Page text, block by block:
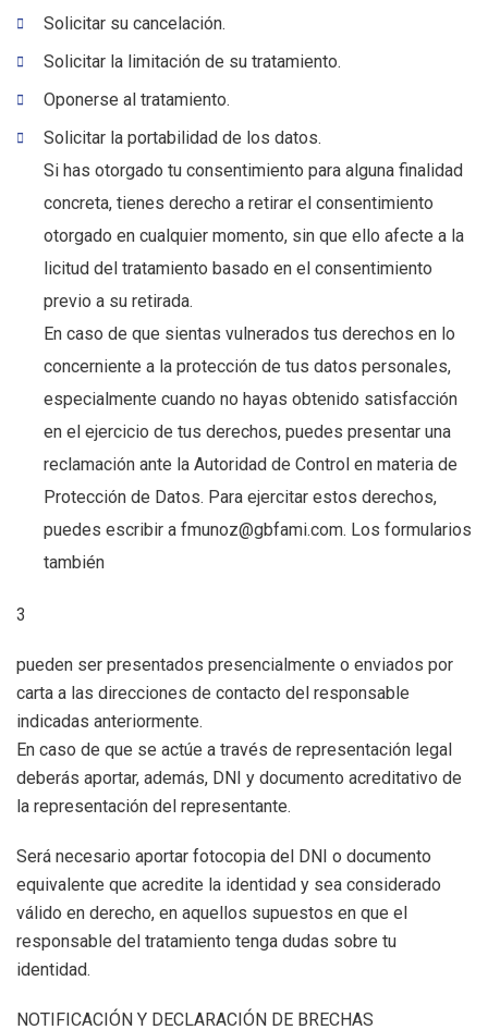
Solicitar su cancelación.
Solicitar la limitación de su tratamiento.
Oponerse al tratamiento.
Solicitar la portabilidad de los datos.
Si has otorgado tu consentimiento para alguna finalidad
concreta, tienes derecho a retirar el consentimiento
otorgado en cualquier momento, sin que ello afecte a la
licitud del tratamiento basado en el consentimiento
previo a su retirada.
En caso de que sientas vulnerados tus derechos en lo
concerniente a la protección de tus datos personales,
especialmente cuando no hayas obtenido satisfacción
en el ejercicio de tus derechos, puedes presentar una
reclamación ante la Autoridad de Control en materia de
Protección de Datos. Para ejercitar estos derechos,
puedes escribir a fmunoz@gbfami.com. Los formularios
también
3
pueden ser presentados presencialmente o enviados por
carta a las direcciones de contacto del responsable
indicadas anteriormente.
En caso de que se actúe a través de representación legal
deberás aportar, además, DNI y documento acreditativo de
la representación del representante.
Será necesario aportar fotocopia del DNI o documento
equivalente que acredite la identidad y sea considerado
válido en derecho, en aquellos supuestos en que el
responsable del tratamiento tenga dudas sobre tu
identidad.
NOTIFICACIÓN Y DECLARACIÓN DE BRECHAS